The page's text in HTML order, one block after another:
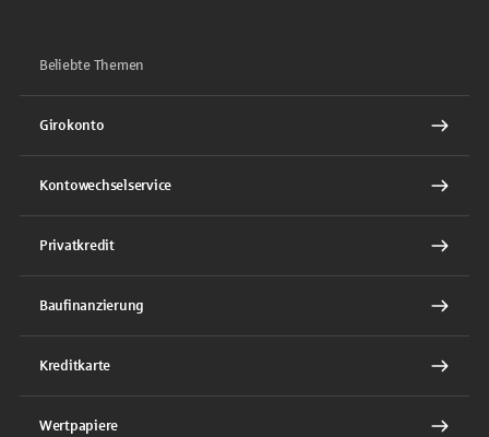
Beliebte Themen
Girokonto
Kontowechselservice
Privatkredit
Baufinanzierung
Kreditkarte
Wertpapiere